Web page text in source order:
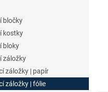
bločky
kostky
bloky
záložky
záložky | papír
záložky | fólie